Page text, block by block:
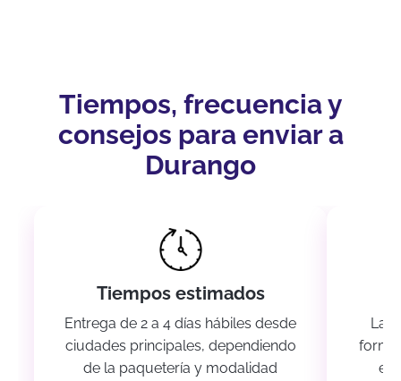
Tiempos, frecuencia y
consejos para enviar a
Durango
Tiempos estimados
Entrega de 2 a 4 días hábiles desde
ciudades principales, dependiendo
de la paquetería y modalidad
Las
forma